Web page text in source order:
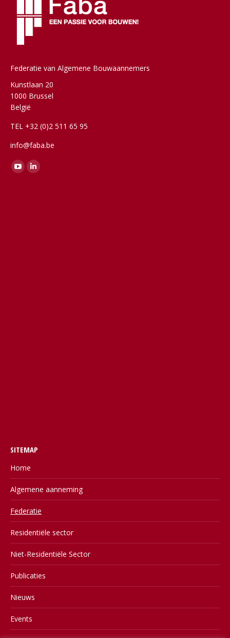
Federatie van Algemene Bouwaannemers
Kunstlaan 20
1000 Brussel
België
TEL +32 (0)2 511 65 95
info@faba.be
Vind ons op:
YouTubeLinkedin
SITEMAP
Home
Algemene aanneming
Federatie
Residentiële sector
Niet-Residentiële Sector
Publicaties
Nieuws
Events